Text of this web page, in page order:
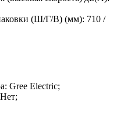
(Ш/Г/В) (мм): 710 /
Gree Electric;